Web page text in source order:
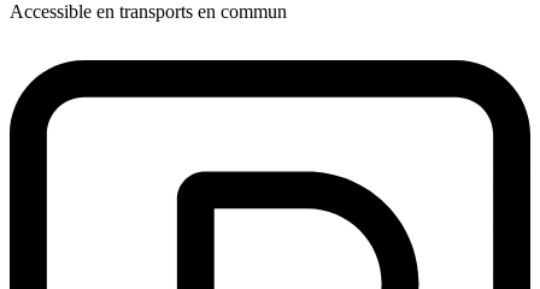
Accessible en transports en commun